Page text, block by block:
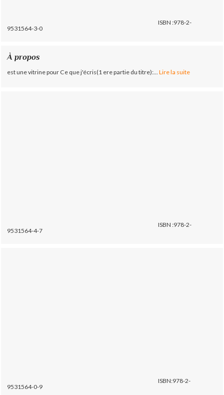
ISBN :978-2-
9531564-3-0
À propos
est une vitrine pour Ce que j'écris(1 ere partie du titre):... Lire la suite
ISBN :978-2-
9531564-4-7
ISBN:978-2-
9531564-0-9